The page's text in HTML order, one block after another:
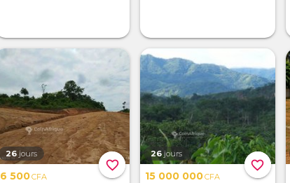
favorite_border
26 jours
6 500CFA
favorite_border
26 jours
15 000 000CFA